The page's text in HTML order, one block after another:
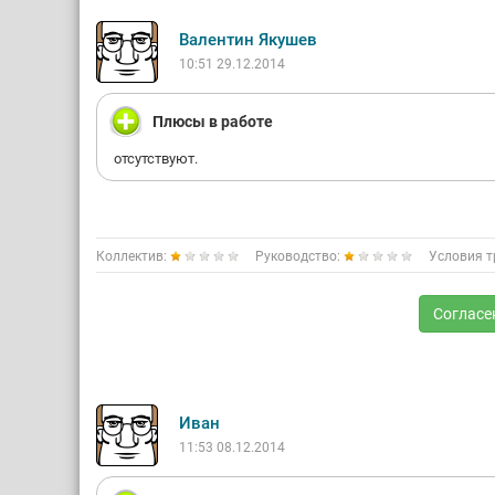
Валентин Якушев
10:51 29.12.2014
Плюсы в работе
отсутствуют.
Коллектив: Руководство: Условия
Иван
11:53 08.12.2014